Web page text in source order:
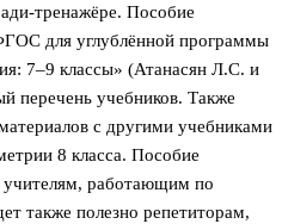
тренажёре. Пособие
для углублённой программы
7–9 классы» (Атанасян Л.С. и
перечень учебников. Также
с другими учебниками
8 класса. Пособие
учителям, работающим по
также полезно репетиторам,